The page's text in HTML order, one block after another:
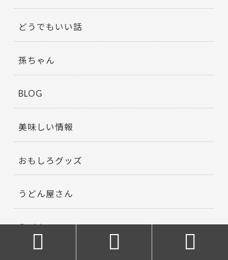
どうでもいい話
孫ちゃん
BLOG
美味しい情報
おもしろグッズ
うどん屋さん
うどん
  